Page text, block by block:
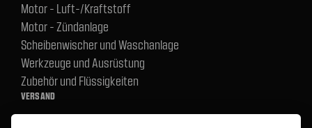
Motor - Luft-/Kraftstoff
Motor - Zündanlage
Scheibenwischer und Waschanlage
Werkzeuge und Ausrüstung
Zubehör und Flüssigkeiten
VERSAND